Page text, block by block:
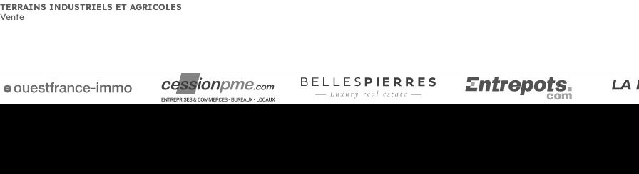
TERRAINS INDUSTRIELS ET AGRICOLES
Vente